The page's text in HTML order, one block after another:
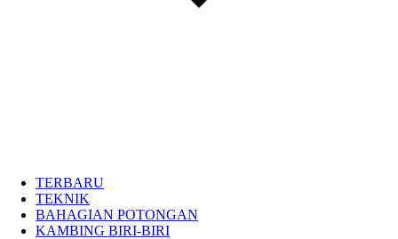
TERBARU
TEKNIK
BAHAGIAN POTONGAN
KAMBING BIRI-BIRI